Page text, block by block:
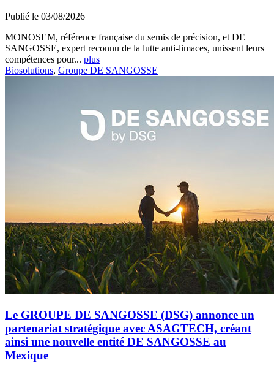
Publié le 03/08/2026
MONOSEM, référence française du semis de précision, et DE
SANGOSSE, expert reconnu de la lutte anti-limaces, unissent leurs
compétences pour... plus
Biosolutions, Groupe DE SANGOSSE
Le GROUPE DE SANGOSSE (DSG) annonce un
partenariat stratégique avec ASAGTECH, créant
ainsi une nouvelle entité DE SANGOSSE au
Mexique